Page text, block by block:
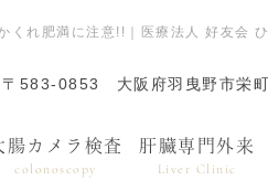
くれ肥満に注意!!｜医療法人 好友会
〒583-0853 大阪府羽曳野市栄
腸カメラ検査
colonoscopy
肝臓専門外来
Liver Clinic